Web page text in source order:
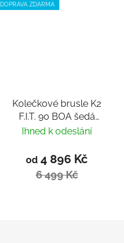
DOPRAVA ZDARMA
Kolečkové brusle K2
F.I.T. 90 BOA šedá
hořčicová
Ihned k odeslání
od 4 896 Kč
6 499 Kč